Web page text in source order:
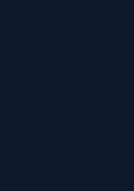
&
Um espaço
explorar
que